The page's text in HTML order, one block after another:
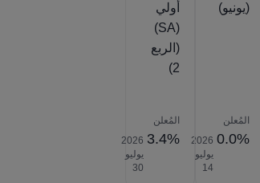
(يونيو)
المُعلن
0.0%
2026‎
يوليو
‎14
أولي
(SA)
(الربع
2)
المُعلن
3.4%
2026‎
يوليو
‎30